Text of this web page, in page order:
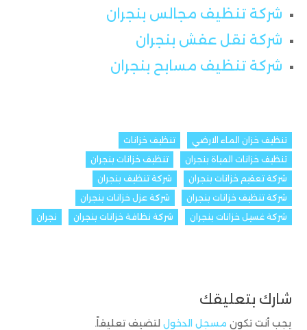
شركة تنظيف مجالس بنجران
شركة نقل عفش بنجران
شركة تنظيف مسابح بنجران
تنظيف خزان الماء الارضي
تنظيف خزانات
تنظيف خزانات المياة بنجران
تنظيف خزانات بنجران
شركة تعقيم خزانات بنجران
شركة تنظيف بنجران
شركة تنظيف خزانات بنجران
شركة عزل خزانات بنجران
شركة غسيل خزانات بنجران
شركة نظافة خزانات بنجران نجران
شارك بتعليقك
يجب أنت تكون مسجل الدخول لتضيف تعليقاً.